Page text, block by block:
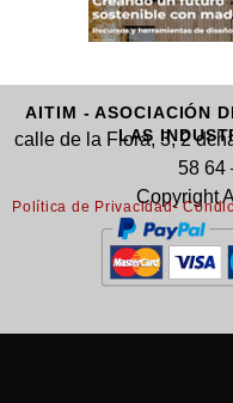
AITIM - ASOCIACIÓN
LAS
calle de la Flora, 3, 2
58 64
Copyright
Política de Privacidad-